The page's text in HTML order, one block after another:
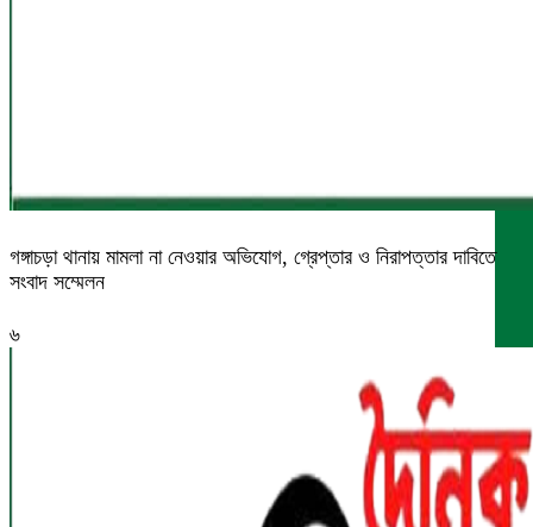
গঙ্গাচড়া থানায় মামলা না নেওয়ার অভিযোগ, গ্রেপ্তার ও নিরাপত্তার দাবিতে
সংবাদ সম্মেলন
৬